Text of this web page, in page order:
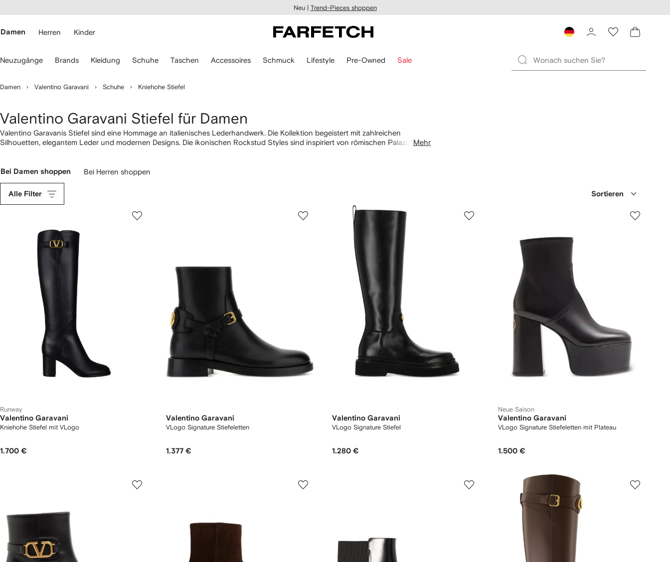
Neu | Trend-Pieces shoppen
Damen Herren Kinder
Neuzugänge Brands Kleidung Schuhe Taschen Accessoires Schmuck Lifestyle Pre-Owned Sale
Damen Valentino Garavani Schuhe Kniehohe Stiefel
Valentino Garavani Stiefel für Damen
Valentino Garavanis Stiefel sind eine Hommage an italienisches Lederhandwerk. Die Kollektion begeistert mit zahlreichen
Silhouetten, elegantem Leder und modernen Designs. Die ikonischen Rockstud Styles sind inspiriert von römischen PalazzosMehr
Bei Damen shoppen Bei Herren shoppen
Alle Filter Sortieren
Runway
Valentino Garavani
Kniehohe Stiefel mit VLogo
1.700 €
Valentino Garavani
VLogo Signature Stiefeletten
1.377 €
Valentino Garavani
VLogo Signature Stiefel
1.280 €
Neue Saison
Valentino Garavani
VLogo Signature Stiefeletten mit Plateau
1.500 €